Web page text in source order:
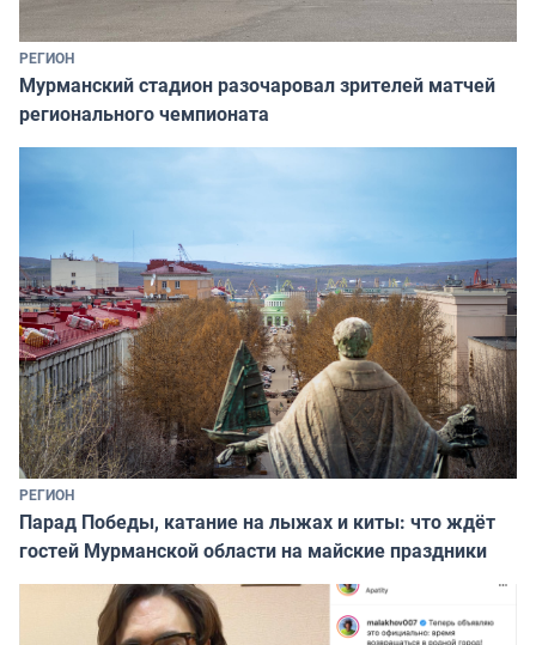
РЕГИОН
Мурманский стадион разочаровал зрителей матчей
регионального чемпионата
РЕГИОН
Парад Победы, катание на лыжах и киты: что ждёт
гостей Мурманской области на майские праздники